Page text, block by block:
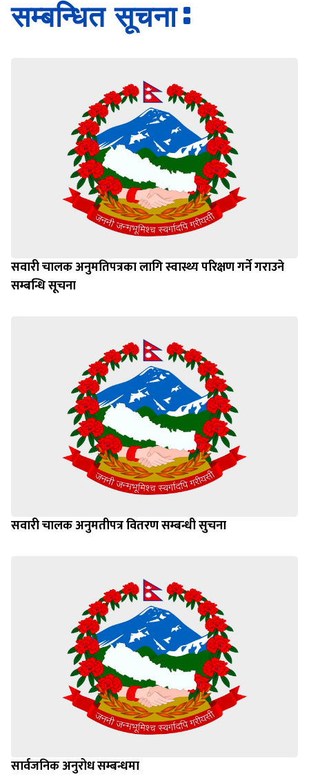
सम्बन्धित सूचना
सवारी चालक अनुमतिपत्रका लागि स्वास्थ्य परिक्षण गर्ने गराउने
सम्बन्धि सूचना
सवारी चालक अनुमतीपत्र वितरण सम्बन्धी सुचना
सार्वजनिक अनुरोध सम्बन्धमा